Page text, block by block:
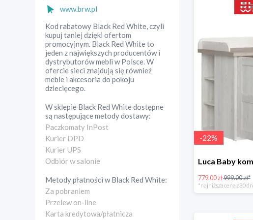
www.brw.pl
Kod rabatowy Black Red White, czyli
kupuj taniej dzięki ofertom
promocyjnym. Black Red White to
jeden z największych producentów i
dystrybutorów mebli w Polsce. W
ofercie sieci znajdują się również
meble i akcesoria do pokoju
dziecięcego.
W sklepie Black Red Whitedostępne
są następujące metody dostawy:
Paczkomaty InPost
Kurier DPD
Kurier UPS
Odbiór w salonie
Metody płatności wBlack Red White:
Za pobraniem
Przelew on-line
Karta kredytowa/płatnicza
-22%
779.00 zł999.00 zł*
*najniższa cena z 30